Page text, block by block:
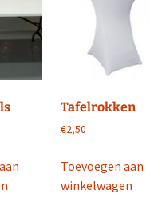
Tafelrokken
€2,50
Toevoegen aan
winkelwagen